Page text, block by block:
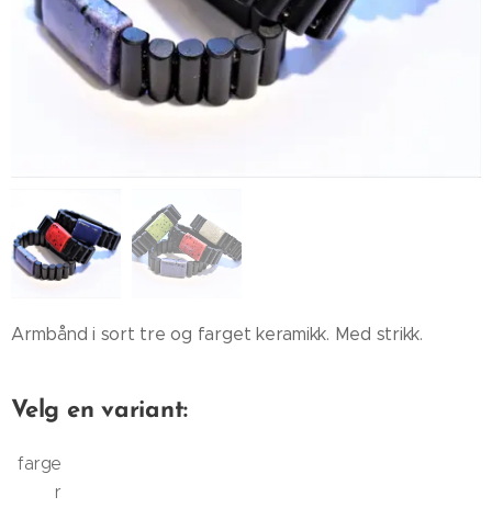
Armbånd i sort tre og farget keramikk. Med strikk.
Velg en variant:
farge
r